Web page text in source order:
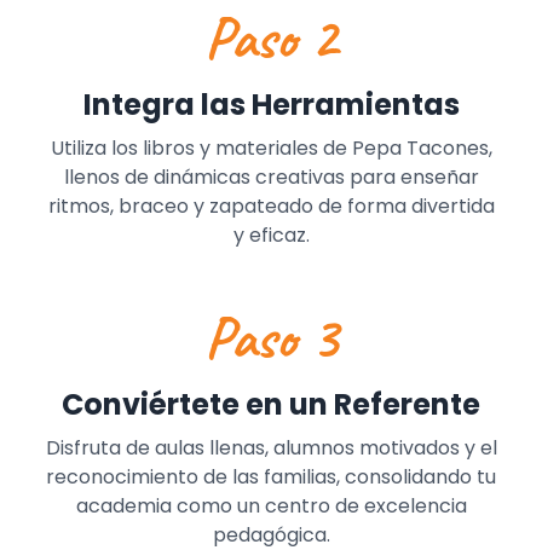
Paso 2
Integra las Herramientas
Utiliza los libros y materiales de Pepa Tacones,
llenos de dinámicas creativas para enseñar
ritmos, braceo y zapateado de forma divertida
y eficaz.
Paso 3
Conviértete en un Referente
Disfruta de aulas llenas, alumnos motivados y el
reconocimiento de las familias, consolidando tu
academia como un centro de excelencia
pedagógica.